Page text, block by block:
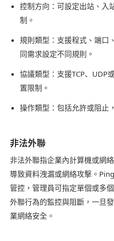
控制方向：可設定出站、入
制。
規則類型：支援程式、端口
同需求設定不同規則。
協議類型：支援TCP、UDP
置限制。
操作類型：包括允許或阻止
非法外聯
非法外聯指企業內計算機或網
導致資料洩漏或網絡攻擊。
管控，管理員可指定單個或多
外聯行為的監控與阻斷，一旦
業網絡安全。